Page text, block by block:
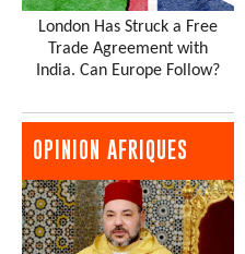
London Has Struck a Free
Trade Agreement with
India. Can Europe Follow?
OPINION AFRIQUES